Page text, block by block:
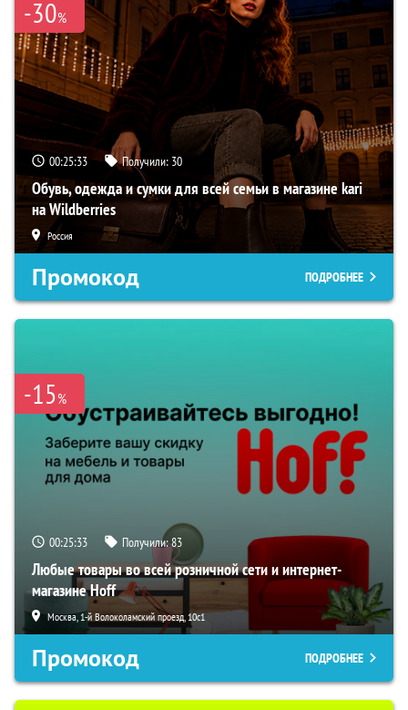
-30%
00:25:32 Получили: 30
Обувь, одежда и сумки для всей семьи в магазине kari
на Wildberries
Россия
Промокод ПОДРОБНЕЕ
-15%
00:25:32 Получили:83
Любые товары во всей розничной сети и интернет-
магазине Hoff
Москва, 1-й Волоколамский проезд, 10с1
Промокод ПОДРОБНЕЕ